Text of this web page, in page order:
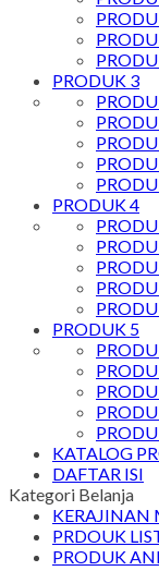
PRODUK 3
PRODUK 4
PRODUK 5
KATALOG
DAFTAR ISI
Kategori Belanja
KERAJINAN
PRDOUK
PRODUK